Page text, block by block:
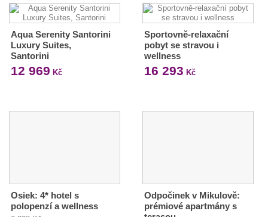
Aqua Serenity Santorini
Luxury Suites,
Santorini
12 969 Kč
Sportovně-relaxační
pobyt se stravou i
wellness
16 293 Kč
Osiek: 4* hotel s
polopenzí a wellness
Odpočinek v Mikulově:
prémiové apartmány s